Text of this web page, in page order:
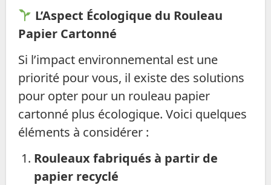
L’Aspect Écologique du Rouleau
Papier Cartonné
Si l’impact environnemental est une
priorité pour vous, il existe des solutions
pour opter pour un rouleau papier
cartonné plus écologique. Voici quelques
éléments à considérer :
Rouleaux fabriqués à partir de
papier recyclé